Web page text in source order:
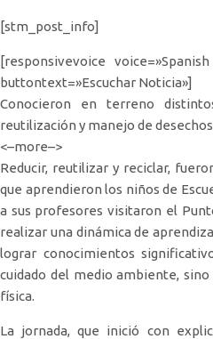
[stm_post_info]
[responsivevoice
buttontext=»Escuchar Noticia»]
Conocieron en terreno
reutilización y manejo de desechos
<–more–>
Reducir, reutilizar y reciclar,
que aprendieron los niños de
a sus profesores visitaron el
realizar una dinámica de
lograr conocimientos
cuidado del medio ambiente,
física.
La jornada, que inició con